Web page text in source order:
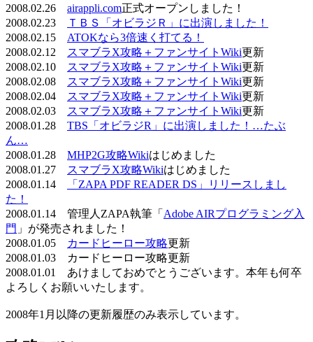
2008.02.26 airappli.com正式オープンしました！
2008.02.23
ＴＢＳ「オビラジＲ」に出演しました！
2008.02.15 ATOKなら3倍速く打てる！
2008.02.12
スマブラX攻略＋ファンサイトWiki更新
2008.02.10
スマブラX攻略＋ファンサイトWiki更新
2008.02.08
スマブラX攻略＋ファンサイトWiki更新
2008.02.04
スマブラX攻略＋ファンサイトWiki更新
2008.02.03
スマブラX攻略＋ファンサイトWiki更新
2008.01.28 TBS「オビラジR」に出演しました！…たぶ
ん…
2008.01.28 MHP2G攻略Wikiはじめました
2008.01.27
スマブラX攻略Wikiはじめました
2008.01.14
「ZAPA PDF READER DS」リリースしまし
た！
2008.01.14 管理人ZAPA執筆「 Adobe AIRプログラミング入
門 」が発売されました！
2008.01.05
カードヒーロー攻略更新
2008.01.03 カードヒーロー攻略更新
2008.01.01 あけましておめでとうございます。本年も何卒
よろしくお願いいたします。
2008年1月以降の更新履歴のみ表示しています。